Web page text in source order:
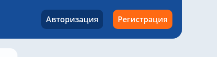
Авторизация Регистрация